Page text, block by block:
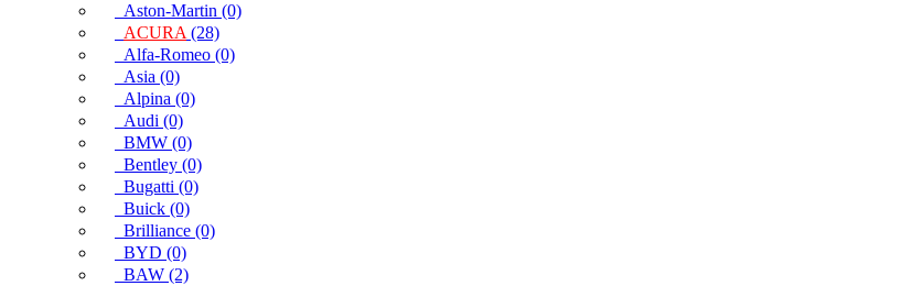
Aston-Martin (0)
ACURA (28)
Alfa-Romeo (0)
Asia (0)
Alpina (0)
Audi (0)
BMW (0)
Bentley (0)
Bugatti (0)
Buick (0)
Brilliance (0)
BYD (0)
BAW (2)